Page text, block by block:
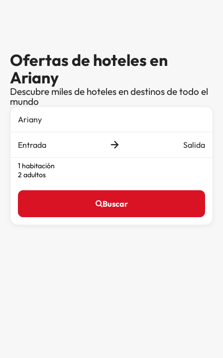
Ofertas de hoteles en
Ariany
Descubre miles de hoteles en destinos de todo el
mundo
Entrada Salida
1 habitación
2 adultos
Buscar